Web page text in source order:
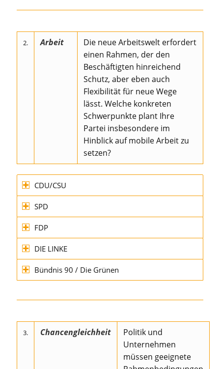
2. Arbeit
Die neue Arbeitswelt erfordert
einen Rahmen, der den
Beschäftigten hinreichend
Schutz, aber eben auch
Flexibilität für neue Wege
lässt. Welche konkreten
Schwerpunkte plant Ihre
Partei insbesondere im
Hinblick auf mobile Arbeit zu
setzen?
CDU/CSU
SPD
FDP
DIE LINKE
Bündnis 90 / Die Grünen
3. Chancengleichheit
Politik und
Unternehmen
müssen geeignete